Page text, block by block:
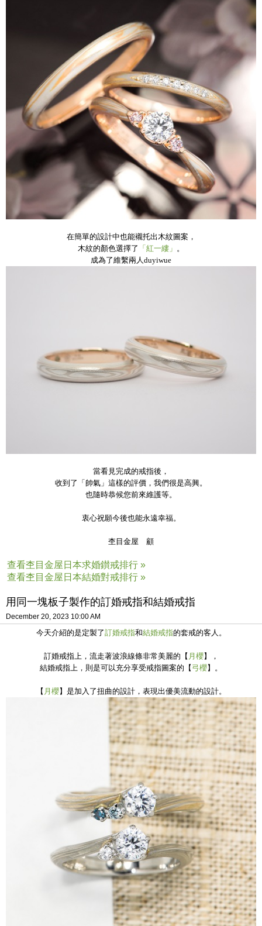
在簡單的設計中也能襯托出木紋圖案，
木紋的顏色選擇了 「紅一縷」 。
成為了維繫兩人duyiwue
當看見完成的戒指後，
收到了「帥氣」這樣的評價，我們很是高興。
也隨時恭候您前來維護等。
衷心祝願今後也能永遠幸福。
杢目金屋 顧
查看杢目金屋日本求婚鑚戒排行 »
查看杢目金屋日本結婚對戒排行 »
用同一塊板子製作的訂婚戒指和結婚戒指
December 20, 2023 10:00 AM
今天介紹的是定製了訂婚戒指和結婚戒指的套戒的客人。
訂婚戒指上，流走著波浪線條非常美麗的【 月櫻】，
結婚戒指上，則是可以充分享受戒指圖案的【 弓櫻】。
【 月櫻】是加入了扭曲的設計，表現出優美流動的設計。